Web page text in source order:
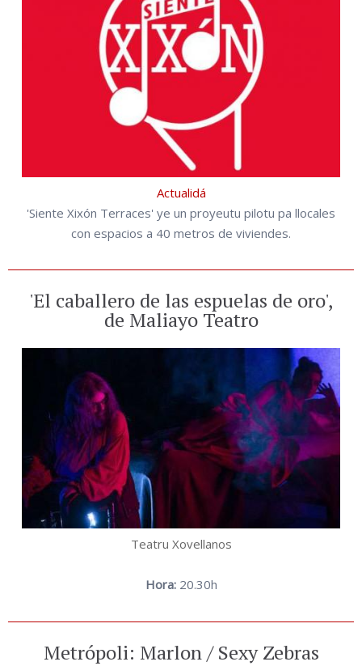
Actualidá
'Siente Xixón Terraces' ye un proyeutu pilotu pa llocales
con espacios a 40 metros de viviendes.
'El caballero de las espuelas de oro',
de Maliayo Teatro
Teatru Xovellanos
Hora:20.30h
Metrópoli: Marlon / Sexy Zebras